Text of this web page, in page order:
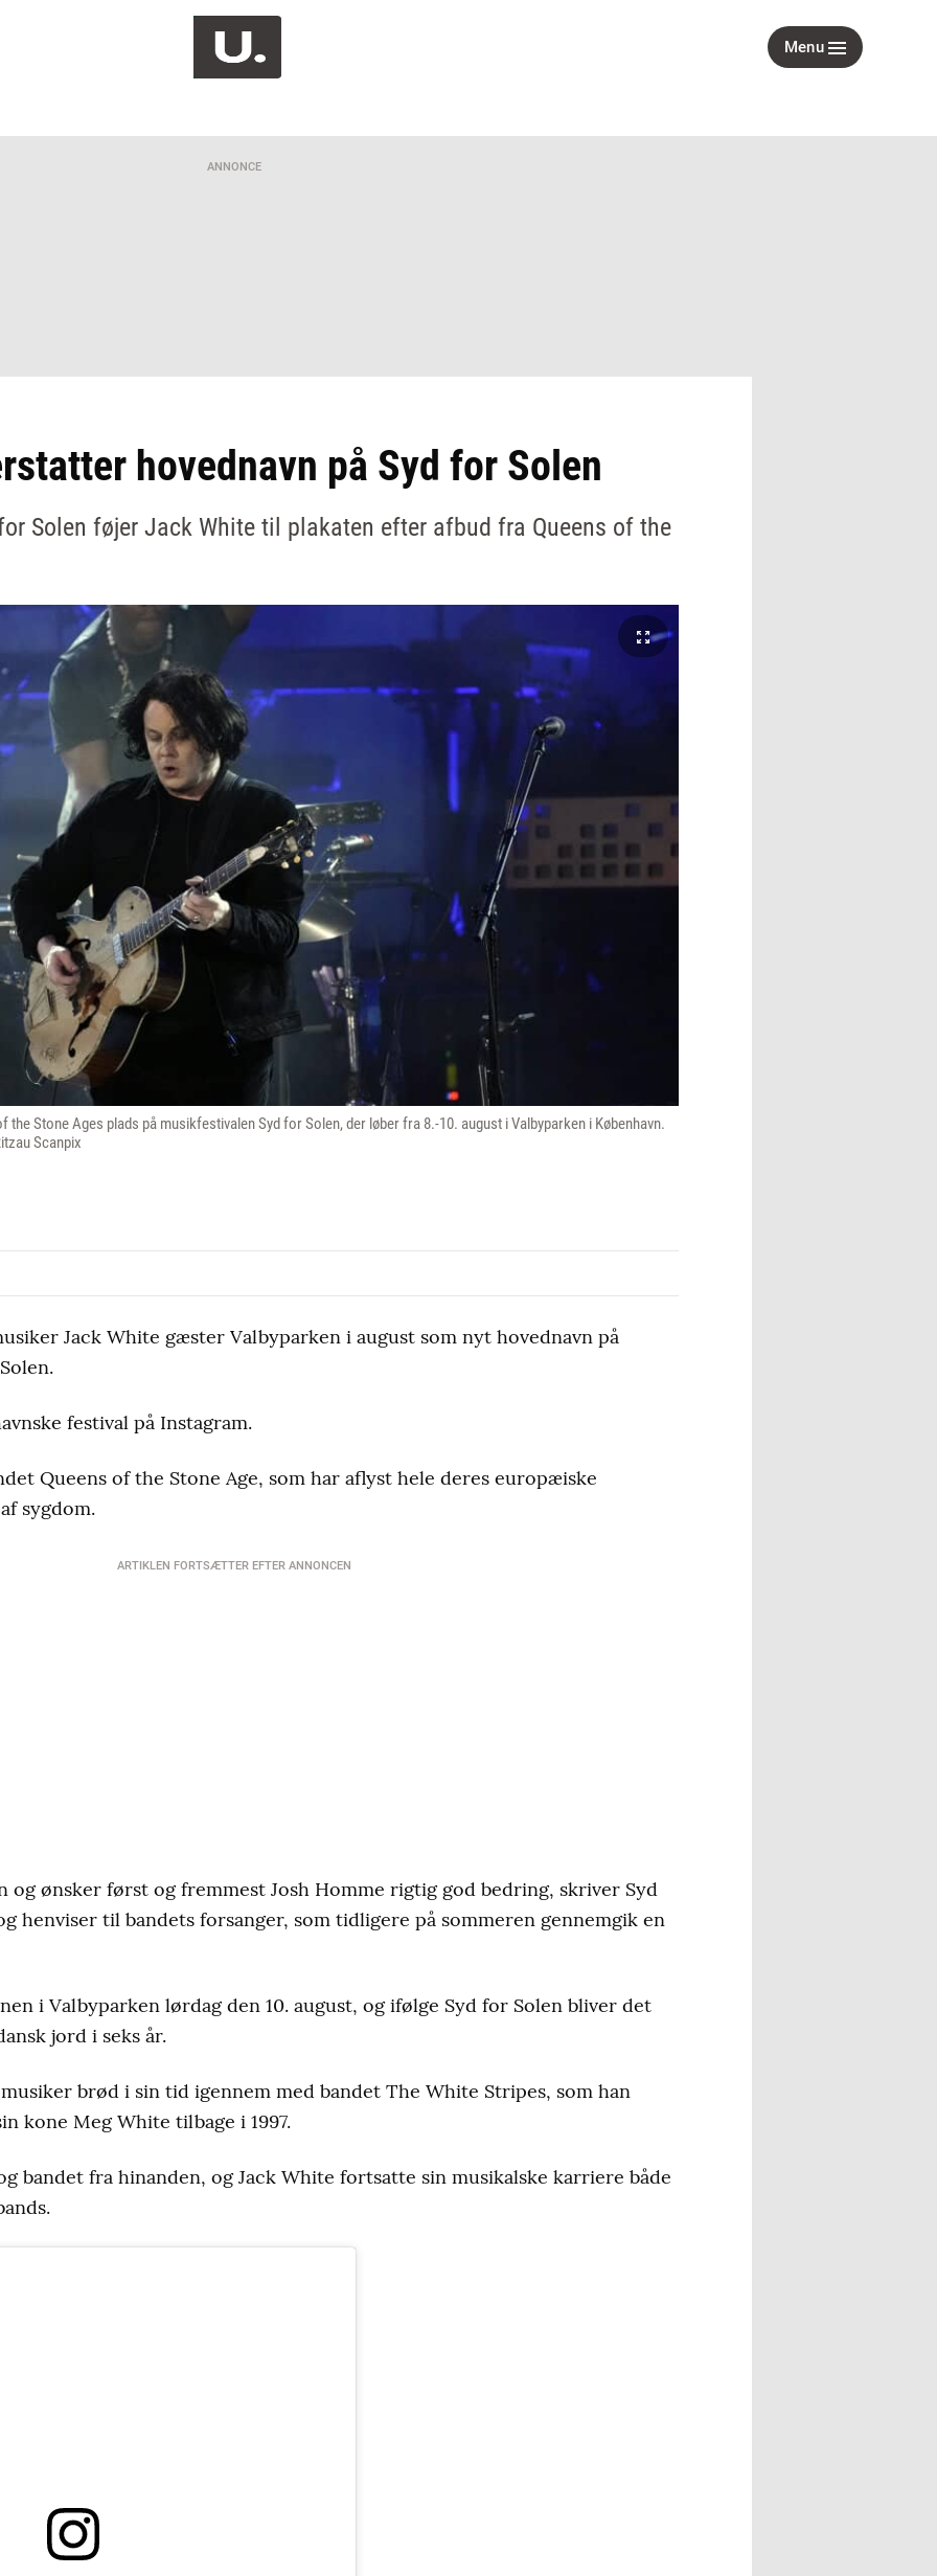
Menu
ANNONCE
hovednavn på Syd for Solen
Solen føjer Jack White til plakaten efter afbud fra Queens of the
the Stone Ages plads på musikfestivalen Syd for Solen, der løber fra 8.-10. august i Valbyparken i København.
Scanpix
Jack White gæster Valbyparken i august som nyt hovednavn på
festival på Instagram.
Queens of the Stone Age, som har aflyst hele deres europæiske
sygdom.
ARTIKLEN FORTSÆTTER EFTER ANNONCEN
og ønsker først og fremmest Josh Homme rigtig god bedring, skriver Syd
henviser til bandets forsanger, som tidligere på sommeren gennemgik en
i Valbyparken lørdag den 10. august, og ifølge Syd for Solen bliver det
jord i seks år.
brød i sin tid igennem med bandet The White Stripes, som han
kone Meg White tilbage i 1997.
bandet fra hinanden, og Jack White fortsatte sin musikalske karriere både